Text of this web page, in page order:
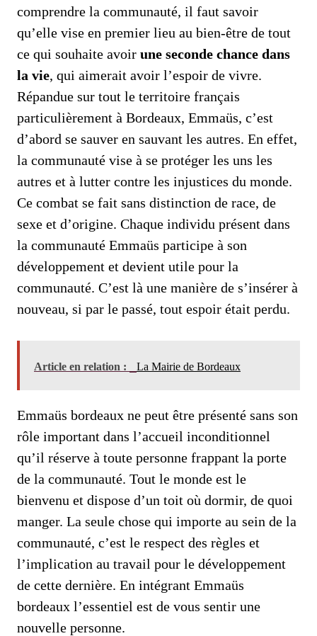
comprendre la communauté, il faut savoir
qu’elle vise en premier lieu au bien-être de tout
ce qui souhaite avoir une seconde chance dans
la vie, qui aimerait avoir l’espoir de vivre.
Répandue sur tout le territoire français
particulièrement à Bordeaux, Emmaüs, c’est
d’abord se sauver en sauvant les autres. En effet,
la communauté vise à se protéger les uns les
autres et à lutter contre les injustices du monde.
Ce combat se fait sans distinction de race, de
sexe et d’origine. Chaque individu présent dans
la communauté Emmaüs participe à son
développement et devient utile pour la
communauté. C’est là une manière de s’insérer à
nouveau, si par le passé, tout espoir était perdu.
Article en relation : La Mairie de Bordeaux
Emmaüs bordeaux ne peut être présenté sans son
rôle important dans l’accueil inconditionnel
qu’il réserve à toute personne frappant la porte
de la communauté. Tout le monde est le
bienvenu et dispose d’un toit où dormir, de quoi
manger. La seule chose qui importe au sein de la
communauté, c’est le respect des règles et
l’implication au travail pour le développement
de cette dernière. En intégrant Emmaüs
bordeaux l’essentiel est de vous sentir une
nouvelle personne.